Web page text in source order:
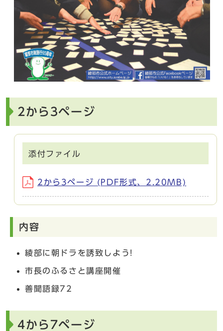
2から3ページ
添付ファイル
2から3ページ (PDF形式、2.20MB)
内容
綾部に朝ドラを誘致しよう!
市長のふるさと講座開催
善聞語録72
4から7ページ